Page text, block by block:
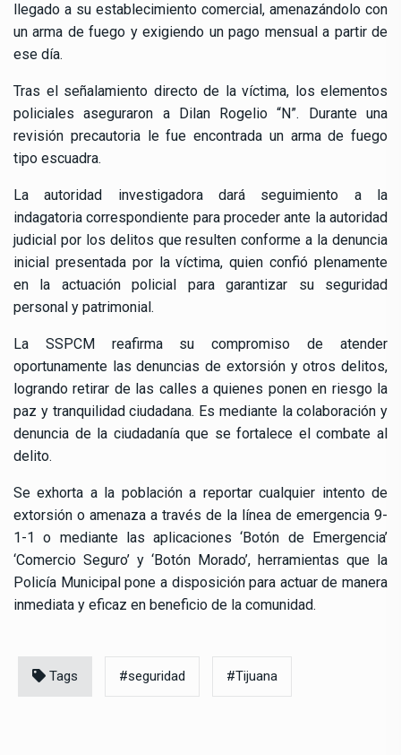
llegado a su establecimiento comercial, amenazándolo con
un arma de fuego y exigiendo un pago mensual a partir de
ese día.
Tras el señalamiento directo de la víctima, los elementos
policiales aseguraron a Dilan Rogelio “N”. Durante una
revisión precautoria le fue encontrada un arma de fuego
tipo escuadra.
La autoridad investigadora dará seguimiento a la
indagatoria correspondiente para proceder ante la autoridad
judicial por los delitos que resulten conforme a la denuncia
inicial presentada por la víctima, quien confió plenamente
en la actuación policial para garantizar su seguridad
personal y patrimonial.
La SSPCM reafirma su compromiso de atender
oportunamente las denuncias de extorsión y otros delitos,
logrando retirar de las calles a quienes ponen en riesgo la
paz y tranquilidad ciudadana. Es mediante la colaboración y
denuncia de la ciudadanía que se fortalece el combate al
delito.
Se exhorta a la población a reportar cualquier intento de
extorsión o amenaza a través de la línea de emergencia 9-
1-1 o mediante las aplicaciones ‘Botón de Emergencia’
‘Comercio Seguro’ y ‘Botón Morado’, herramientas que la
Policía Municipal pone a disposición para actuar de manera
inmediata y eficaz en beneficio de la comunidad.
Tags #seguridad #Tijuana